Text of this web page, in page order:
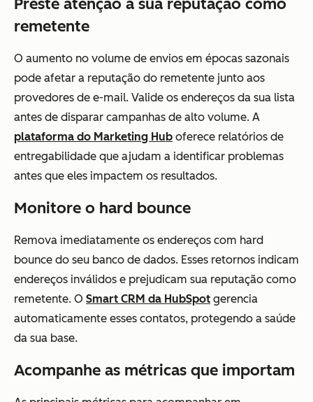
Preste atenção à sua reputação como
remetente
O aumento no volume de envios em épocas sazonais
pode afetar a reputação do remetente junto aos
provedores de e-mail. Valide os endereços da sua lista
antes de disparar campanhas de alto volume. A
plataforma do Marketing Hub oferece relatórios de
entregabilidade que ajudam a identificar problemas
antes que eles impactem os resultados.
Monitore o hard bounce
Remova imediatamente os endereços com hard
bounce do seu banco de dados. Esses retornos indicam
endereços inválidos e prejudicam sua reputação como
remetente. O Smart CRM da HubSpot gerencia
automaticamente esses contatos, protegendo a saúde
da sua base.
Acompanhe as métricas que importam